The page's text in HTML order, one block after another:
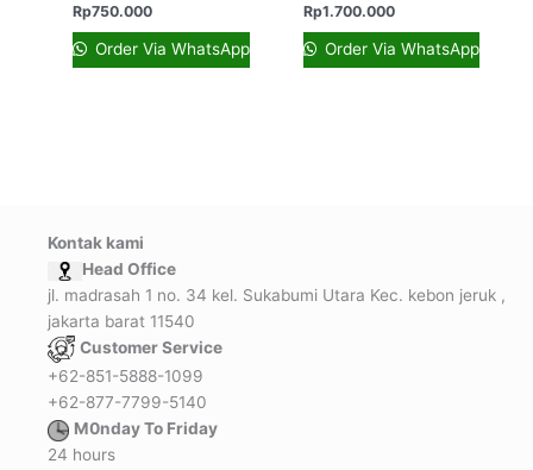
Rp750.000
Order Via WhatsApp
Rp1.700.000
Order Via WhatsApp
Kontak kami
Head Office
jl. madrasah 1 no. 34 kel. Sukabumi Utara Kec. kebon jeruk ,
jakarta barat 11540
Customer Service
+62-851-5888-1099
+62-877-7799-5140
M0nday To Friday
24 hours